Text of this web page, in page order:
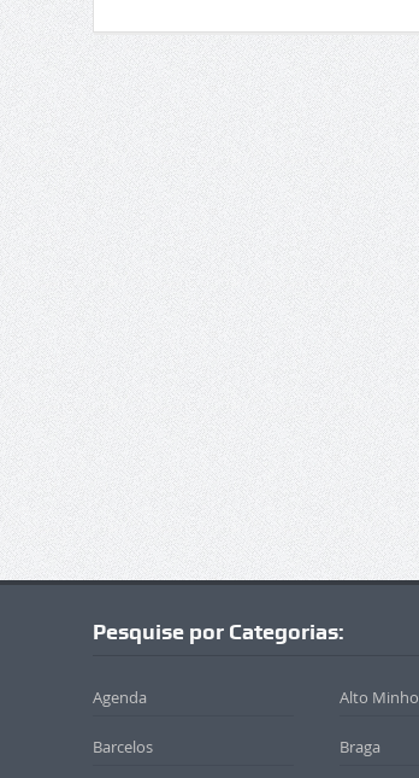
Pesquise por Categorias:
Agenda Alto Minho
Barcelos Braga